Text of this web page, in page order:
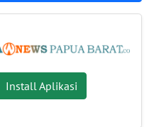
Install Aplikasi